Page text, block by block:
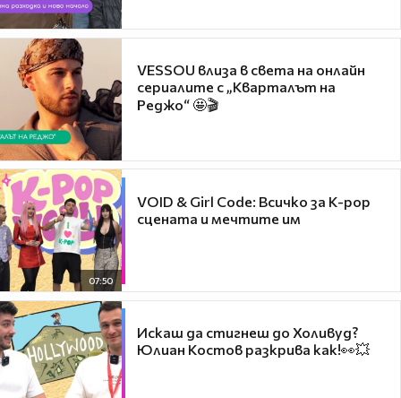
VESSOU влиза в света на онлайн
сериалите с „Кварталът на
Реджо“ 🤩🎬
07:50
VOID & Girl Code: Всичко за K-pop
сцената и мечтите им
Искаш да стигнеш до Холивуд?
Юлиан Костов разкрива как!👀💥